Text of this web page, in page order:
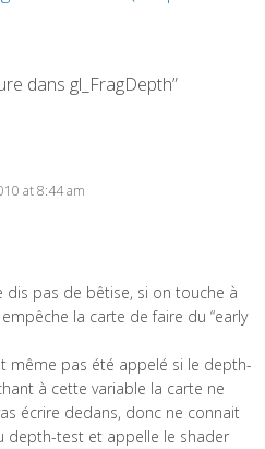
dans gl_FragDepth”
at 8:44 am
pas de bêtise, si on touche à
la carte de faire du “early
même pas été appelé si le depth-
à cette variable la carte ne
écrire dedans, donc ne connait
depth-test et appelle le shader